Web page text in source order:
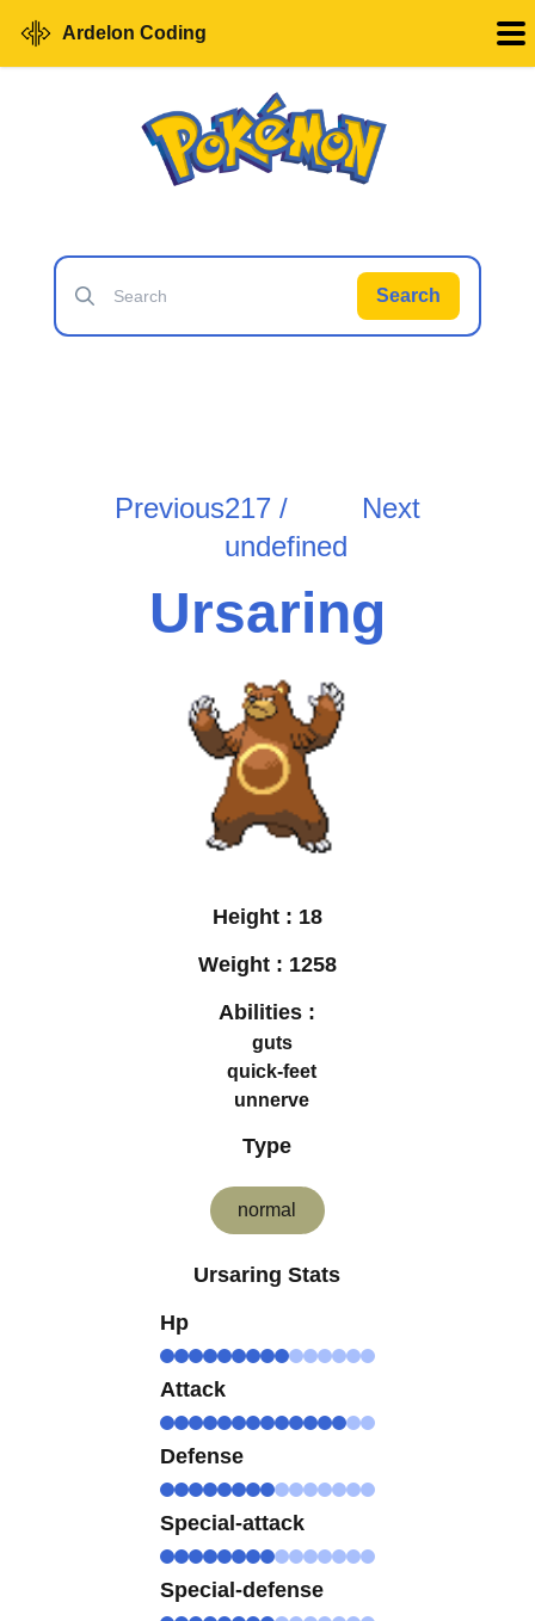
Ardelon Coding
Search
Previous217 /
undefined
Next
Ursaring
Height : 18
Weight : 1258
Abilities :
guts
quick-feet
unnerve
Type
normal
Ursaring Stats
Hp
Attack
Defense
Special-attack
Special-defense